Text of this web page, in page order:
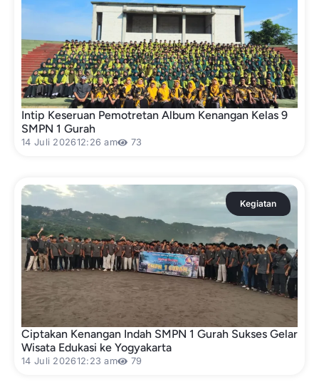
Intip Keseruan Pemotretan Album Kenangan Kelas 9
SMPN 1 Gurah
14 Juli 202612:26 am 73
Kegiatan
Ciptakan Kenangan Indah SMPN 1 Gurah Sukses Gelar
Wisata Edukasi ke Yogyakarta
14 Juli 202612:23 am 79